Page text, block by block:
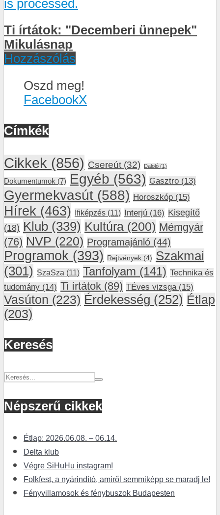
is processed.
Ti írtátok: "Decemberi ünnepek"
Mikulásnap
Hozzászólás
Oszd meg!
FacebookX
Címkék
Cikkek (856) Csereút (32) Daloló (1)
Dokumentumok (7) Egyéb (563) Gasztro (13)
Gyermekvasút (588) Horoszkóp (15)
Hírek (463) Ifiképzés (11) Interjú (16) Kisegítő
(18) Klub (339) Kultúra (200) Mémgyár
(76) NVP (220) Programajánló (44)
Programok (393) Rejtvények (4) Szakmai
(301) SzaSza (11) Tanfolyam (141) Technika és
tudomány (14) Ti írtátok (89) TÉves vizsga(15)
Vasúton (223) Érdekesség (252) Étlap
(203)
Keresés
Népszerű cikkek
Étlap: 2026.06.08. – 06.14.
Delta klub
Végre SiHuHu instagram!
Folkfest, a nyárindító, amiről semmiképp se maradj le!
Fényvillamosok és fénybuszok Budapesten